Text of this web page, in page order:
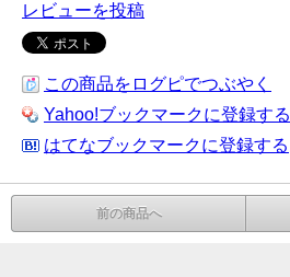
レビューを投稿
この商品をログピでつぶやく
Yahoo!ブックマークに登録する
はてなブックマークに登録する
前の商品へ